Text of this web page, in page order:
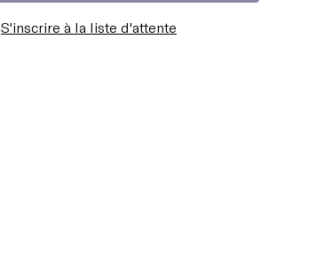
S'inscrire à la liste d'attente